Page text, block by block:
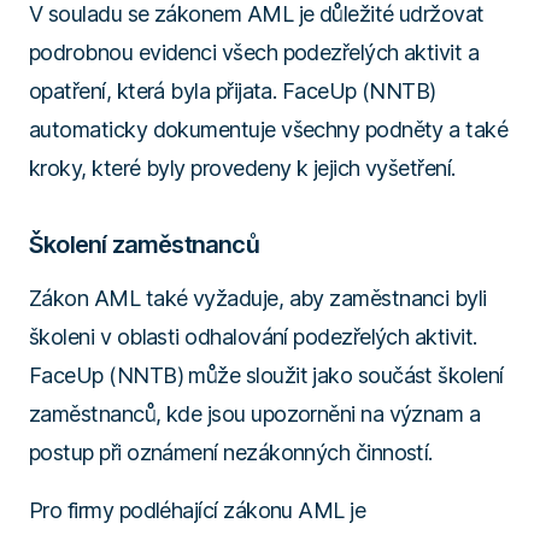
V souladu se zákonem AML je důležité udržovat
podrobnou evidenci všech podezřelých aktivit a
opatření, která byla přijata. FaceUp (NNTB)
automaticky dokumentuje všechny podněty a také
kroky, které byly provedeny k jejich vyšetření.
Školení zaměstnanců
Zákon AML také vyžaduje, aby zaměstnanci byli
školeni v oblasti odhalování podezřelých aktivit.
FaceUp (NNTB) může sloužit jako součást školení
zaměstnanců, kde jsou upozorněni na význam a
postup při oznámení nezákonných činností.
Pro firmy podléhající zákonu AML je